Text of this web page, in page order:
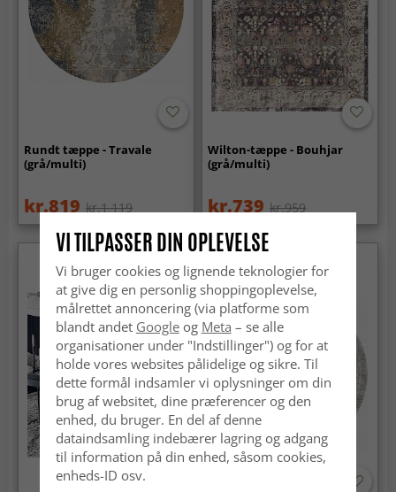
Rundt tæppe - Travale
(grå/multi)
kr.819 kr.1 119
Wilton-tæppe - Bouhjar
(grå/multi)
kr.739 kr.959
VI TILPASSER DIN OPLEVELSE
Vi bruger cookies og lignende teknologier for
at give dig en personlig shoppingoplevelse,
målrettet annoncering (via platforme som
blandt andet Googleog Meta – se alle
organisationer under "Indstillinger") og for at
holde vores websites pålidelige og sikre. Til
dette formål indsamler vi oplysninger om din
brug af websitet, dine præferencer og den
enhed, du bruger. En del af denne
dataindsamling indebærer lagring og adgang
til information på din enhed, såsom cookies,
enheds-ID osv.